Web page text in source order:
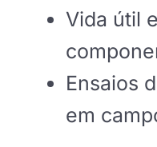
Vida útil
Ensaios
em